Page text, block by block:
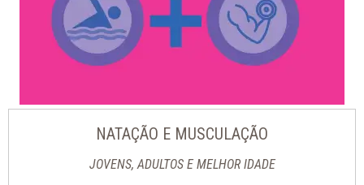
NATAÇÃO E MUSCULAÇÃO
JOVENS, ADULTOS E MELHOR IDADE